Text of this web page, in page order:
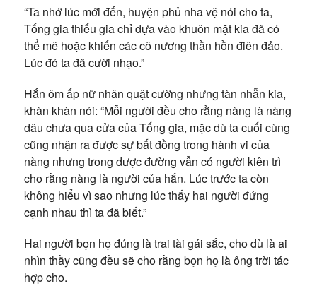
“Ta nhớ lúc mới đến, huyện phủ nha vệ nói cho ta,
Tống gia thiếu gia chỉ dựa vào khuôn mặt kia đã có
thể mê hoặc khiến các cô nương thần hồn điên đảo.
Lúc đó ta đã cười nhạo.”
Hắn ôm ấp nữ nhân quật cường nhưng tàn nhẫn kia,
khàn khàn nói: “Mỗi người đều cho rằng nàng là nàng
dâu chưa qua cửa của Tống gia, mặc dù ta cuối cùng
cũng nhận ra được sự bất đồng trong hành vi của
nàng nhưng trong dược đường vẫn có người kiên trì
cho rằng nàng là người của hắn. Lúc trước ta còn
không hiểu vì sao nhưng lúc thấy hai người đứng
cạnh nhau thì ta đã biết.”
Hai người bọn họ đúng là trai tài gái sắc, cho dù là ai
nhìn thầy cũng đều sẽ cho rằng bọn họ là ông trời tác
hợp cho.